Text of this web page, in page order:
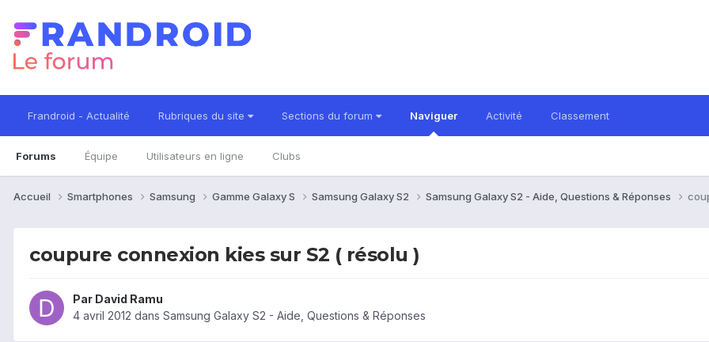
Frandroid - Actualité Rubriques du site Sections du forum Naviguer
Forums Équipe Utilisateurs en ligne Clubs
Activité Classement
Accueil Smartphones Samsung Gamme Galaxy S Samsung Galaxy S2 Samsung Galaxy S2 - Aide, Questions & Réponses
coupure connexion kies sur S2 ( résolu )
Par David Ramu
4 avril 2012 dans Samsung Galaxy S2 - Aide, Questions & Réponses